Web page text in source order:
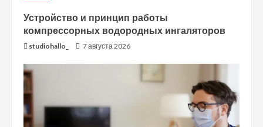
Устройство и принцип работы
компрессорных водородных ингаляторов
studiohallo_ 7 августа 2026